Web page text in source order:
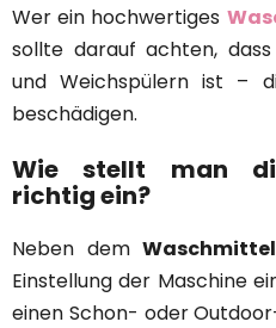
Wer ein hochwertiges
sollte darauf achten,
und Weichspülern ist –
beschädigen.
Wie stellt man
richtig ein?
Neben dem Waschmittel
Einstellung der Maschine
einen Schon- oder